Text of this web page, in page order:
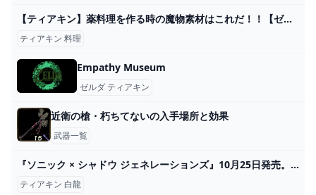
【ティアキン】薬料理を作る時の魔物素材はこれだ！！【ゼルダの伝説 ティアーズ オブ ザ キングダム】 - YouTube
ティアキン 料理
Empathy Museum
ゼルダ ティアキン
近衛の槍・朽ちてないの入手場所と効果
武器一覧
『ソニック × シャドウ ジェネレーションズ』10月25日発売。最新映像が公開【Summer Game Fest 2024】 - 電撃オンライン
ティアキン 白龍